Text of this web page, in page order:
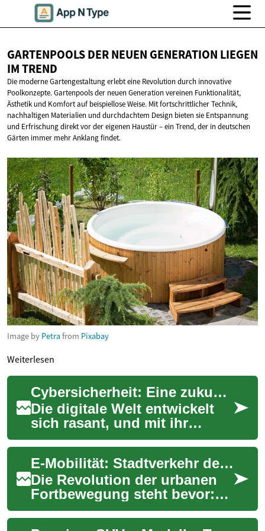
GARTENPOOLS DER NEUEN GENERATION LIEGEN
IM TREND
Die moderne Gartengestaltung erlebt eine Revolution durch innovative
Poolkonzepte. Gartenpools der neuen Generation vereinen Funktionalität,
Ästhetik und Komfort auf beispiellose Weise. Mit fortschrittlicher Technik,
nachhaltigen Materialien und durchdachtem Design bieten sie Entspannung
und Erfrischung direkt vor der eigenen Haustür – ein Trend, der in deutschen
Gärten immer mehr Anklang findet.
Image by Petrafrom Pixabay
Weiterlesen
Cybersicherheit: Eine zukunftssichere Karrierewahl
Die digitale Welt entwickelt
sich rasant, und mit ihr
wächst der Bedarf an
Fachkräften im Bereich
Cybersicherheit. Di...
E-Mobilität: Stadtverkehr der Zukunft
Die Revolution der urbanen
Fortbewegung steht bevor:
Elektrofahrzeuge
transformieren den